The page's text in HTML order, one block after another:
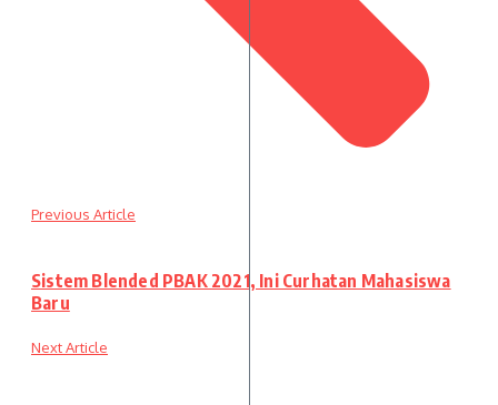
Previous Article
Sistem Blended PBAK 2021, Ini Curhatan Mahasiswa
Baru
Next Article